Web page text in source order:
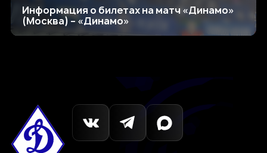
Информация о билетах на матч «Динамо»
(Москва) – «Динамо»